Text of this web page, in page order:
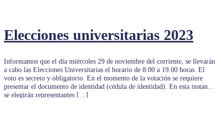
Elecciones universitarias 2023
Informamos que el día miércoles 29 de noviembre del corriente, se llevarán
a cabo las Elecciones Universitarias el horario de 8.00 a 19.00 horas. El
voto es secreto y obligatorio. En el momento de la votación se requiere
presentar el documento de identidad (cédula de identidad). En esta instancia
se elegirán representantes […]